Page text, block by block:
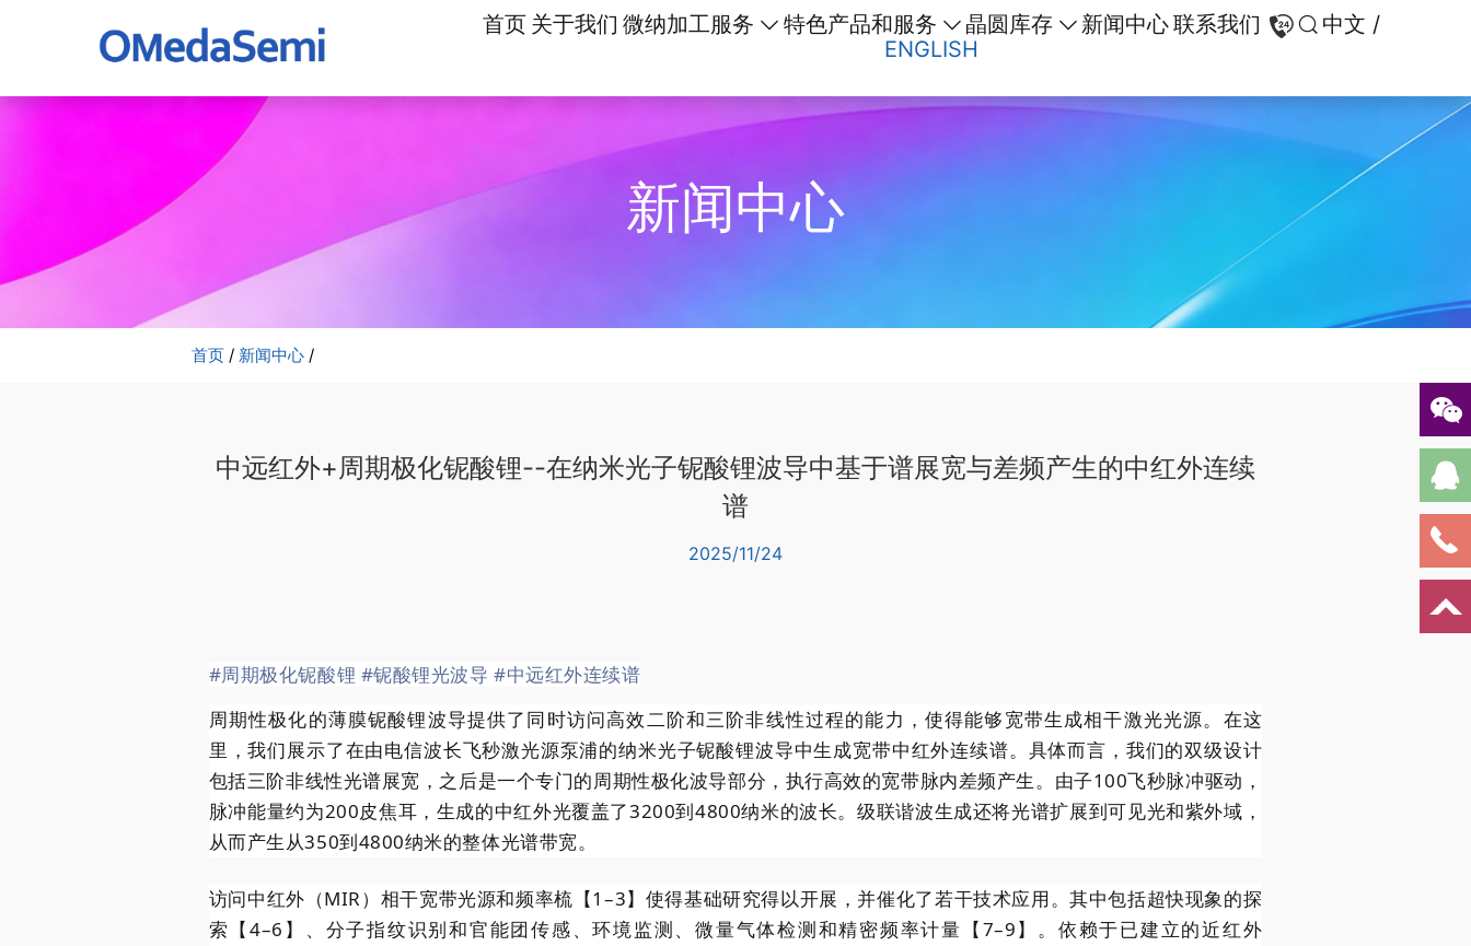
首页 关于我们 微纳加工服务 特色产品和服务 晶圆库存 新闻中心联系我们
中文 /
ENGLISH
新闻中心
首页/ 新闻中心/
中远红外+周期极化铌酸锂--在纳米光子铌酸锂波导中基于谱展宽与差频产生的中红外连续
谱
2025/11/24
#周期极化铌酸锂 #铌酸锂光波导 #中远红外连续谱
周期性极化的薄膜铌酸锂波导提供了同时访问高效二阶和三阶非线性过程的能力，使得能够宽带生成相干激光光源。在这
里，我们展示了在由电信波长飞秒激光源泵浦的纳米光子铌酸锂波导中生成宽带中红外连续谱。具体而言，我们的双级设计
包括三阶非线性光谱展宽，之后是一个专门的周期性极化波导部分，执行高效的宽带脉内差频产生。由子100飞秒脉冲驱动，
脉冲能量约为200皮焦耳，生成的中红外光覆盖了3200到4800纳米的波长。级联谐波生成还将光谱扩展到可见光和紫外域，
从而产生从350到4800纳米的整体光谱带宽。
访问中红外（MIR）相干宽带光源和频率梳【1–3】使得基础研究得以开展，并催化了若干技术应用。其中包括超快现象的探
索【4–6】、分子指纹识别和官能团传感、环境监测、微量气体检测和精密频率计量【7–9】。依赖于已建立的近红外